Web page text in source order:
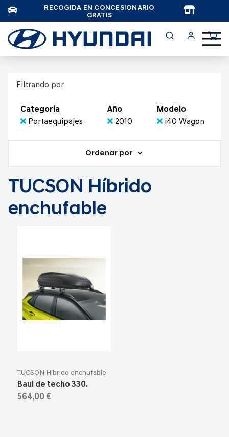
RECOGIDA EN CONCESIONARIO
GRATIS
Filtrando por
Categoría
Portaequipajes
Año
2010
Modelo
i40 Wagon
Ordenar por
TUCSON Híbrido
enchufable
TUCSON Híbrido enchufable
Baul de techo 330.
564,00 €